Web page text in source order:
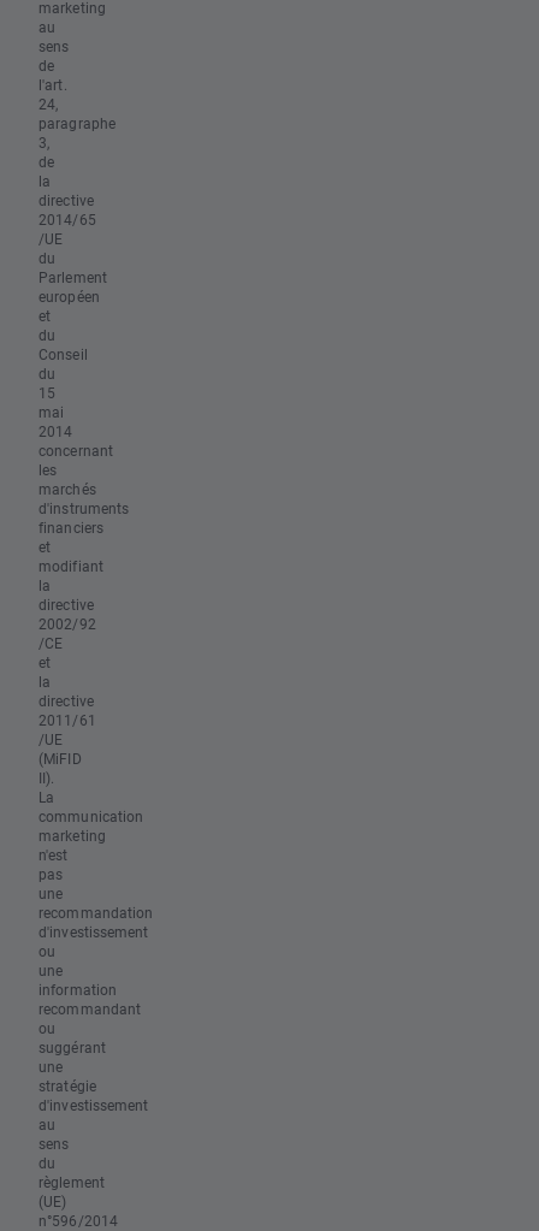
marketing
au
sens
de
l'art.
24,
paragraphe
3,
de
la
directive
2014/65
/UE
du
Parlement
européen
et
du
Conseil
du
15
mai
2014
concernant
les
marchés
d'instruments
financiers
et
modifiant
la
directive
2002/92
/CE
et
la
directive
2011/61
/UE
(MiFID
II).
La
communication
marketing
n'est
pas
une
recommandation
d'investissement
ou
une
information
recommandant
ou
suggérant
une
stratégie
d'investissement
au
sens
du
règlement
(UE)
n°596/2014